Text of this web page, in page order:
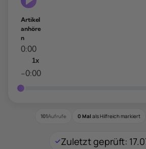
Artikel
anhöre
n
0:00
1x
-0:00
101Aufrufe 0 Mal als Hilfreich markiert
Zuletzt geprüft: